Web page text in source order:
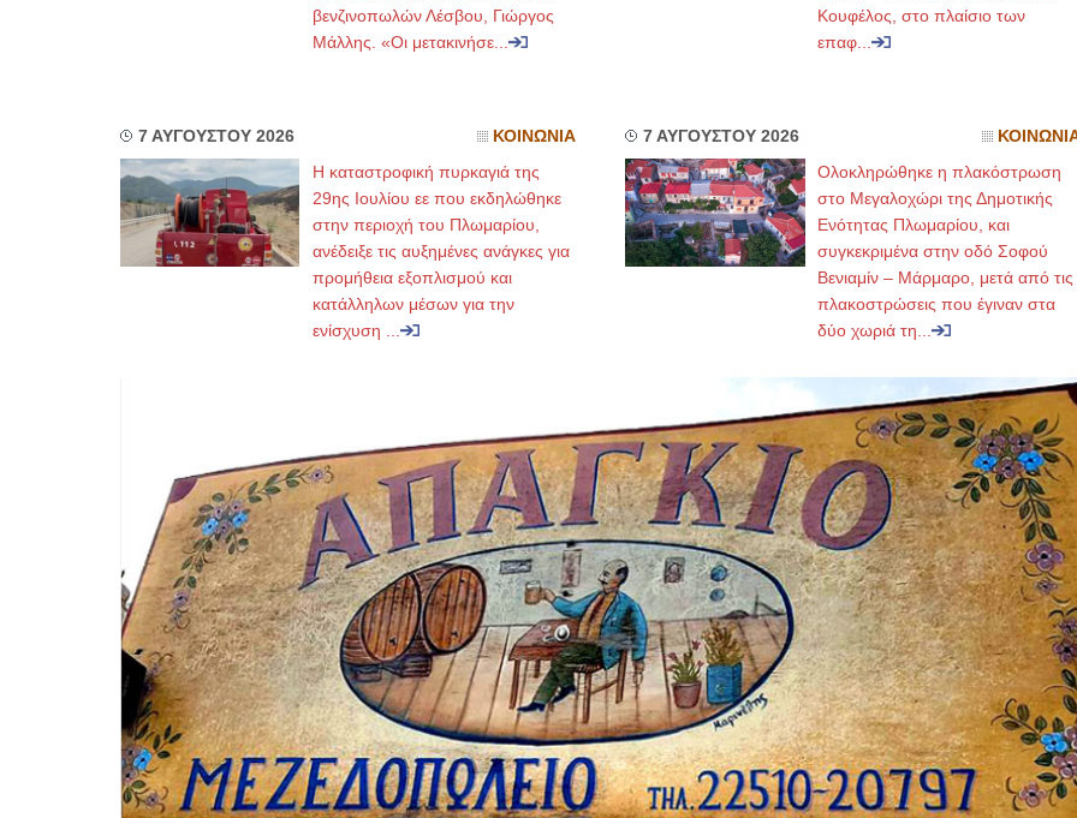
βενζινοπωλών Λέσβου, Γιώργος
Μάλλης. «Οι μετακινήσε...
Κουφέλος, στο πλαίσιο των
επαφ...
7 ΑΥΓΟΥΣΤΟΥ 2026 ΚΟΙΝΩΝΙΑ
Η καταστροφική πυρκαγιά της
29ης Ιουλίου εε που εκδηλώθηκε
στην περιοχή του Πλωμαρίου,
ανέδειξε τις αυξημένες ανάγκες για
προμήθεια εξοπλισμού και
κατάλληλων μέσων για την
ενίσχυση ...
7 ΑΥΓΟΥΣΤΟΥ 2026
Ολοκληρώθηκε η πλακόστρωση
στο Μεγαλοχώρι της Δημοτικής
Ενότητας Πλωμαρίου, και
συγκεκριμένα στην οδό Σοφού
Βενιαμίν – Μάρμαρο, μετά από τις
πλακοστρώσεις που έγιναν στα
δύο χωριά τη...